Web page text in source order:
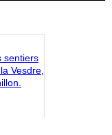
Vesdre,